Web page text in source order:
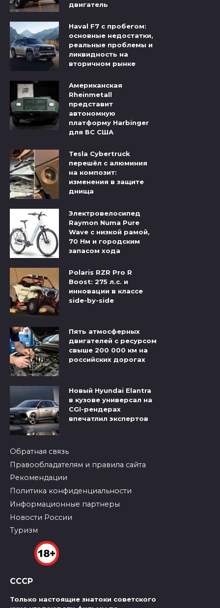
двигатель
Haval F7 с пробегом:
основные недостатки,
реальные проблемы и
ликвидность на
вторичном рынке
Американская
Rheinmetall
представит
автономную
платформу Harbinger
для ВС США
Tesla Cybertruck
перешёл с алюминия
на композит:
изменения в защите
днища
Электровелосипед
Raymon Numa Pure
Wave с низкой рамой,
70 Нм и городским
запасом хода
Polaris RZR Pro R
Boost: 275 л.с. и
инновации в классе
side-by-side
Пять атмосферных
двигателей с ресурсом
свыше 200 000 км на
российских дорогах
Новый Hyundai Elantra
в кузове универсал на
CGI-рендерах
впечатлил экспертов
Обратная связь
Правообладателям и правила сайта
Рекомендации
Политика конфиденциальности
Информационные партнеры
Новости России
Туризм
СССР
Только настоящие знатоки советского